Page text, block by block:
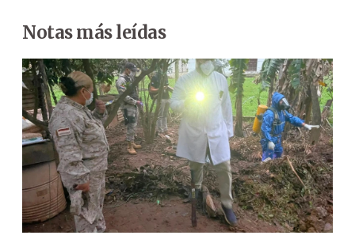
Notas más leídas